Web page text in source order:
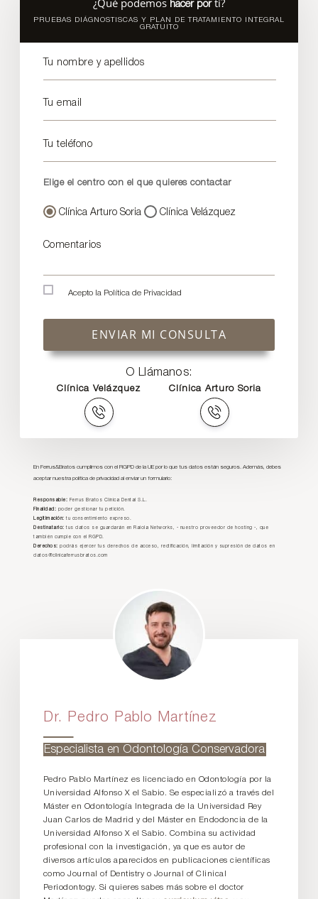
hacer por
PRUEBAS DIÁGNOSTISCAS Y PLAN DE TRATAMIENTO INTEGRAL
GRATUITO
Tu nombre y apellidos
Tu email
Tu teléfono
Elige el centro con el que quieres contactar
Clínica Arturo Soria Clínica Velázquez
Comentarios
Acepto la Política de Privacidad
ENVIAR MI CONSULTA
O Llámanos:
Clínica Velázquez Clínica Arturo Soria
En Ferrus&Bratos cumplimos con el RGPD de la UE por lo que tus datos están seguros. Además, debes
aceptar nuestra política de privacidad al enviar un formulario:
Responsable: Ferrus Bratos Clínica Dental S.L.
Finalidad: poder gestionar tu petición.
Legitimación: tu consentimiento expreso.
Destinatario: tus datos se guardarán en Raiola Networks, - nuestro proveedor de hosting -, que
también cumple con el RGPD.
Derechos: podrás ejercer tus derechos de acceso, rectificación, limitación y supresión de datos en
datos@clinicaferrusbratos.com
Dr. Pedro Pablo Martínez
Especialista en Odontología Conservadora
Pedro Pablo Martínez es licenciado en Odontología por la
Universidad Alfonso X el Sabio. Se especializó a través del
Máster en Odontología Integrada de la Universidad Rey
Juan Carlos de Madrid y del Máster en Endodoncia de la
Universidad Alfonso X el Sabio. Combina su actividad
profesional con la investigación, ya que es autor de
diversos artículos aparecidos en publicaciones científicas
como Journal of Dentistry o Journal of Clinical
Periodontogy. Si quieres sabes más sobre el doctor